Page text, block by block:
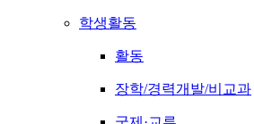
학생활동
활동
장학/경력개발/비교과